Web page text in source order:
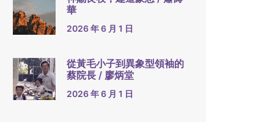
華
2026 年 6 月 1 日
從黃毛小子到異象型領袖的
蔡院長 / 廖炳堂
2026 年 6 月 1 日